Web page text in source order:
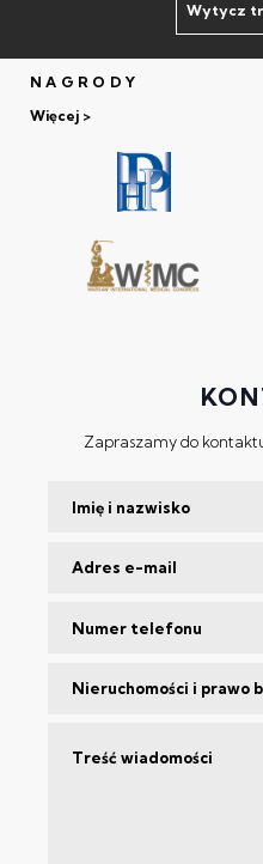
Wytycz
NAGRODY
Więcej
Zapraszamy do
Nieruchomości i prawo